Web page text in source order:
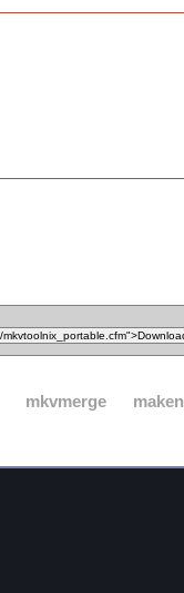
mkvmerge
maken